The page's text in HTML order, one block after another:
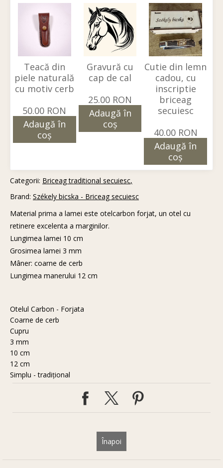
Teacă din
piele naturală
cu motiv cerb
50.00 RON
Adaugă în
coş
Gravură cu
cap de cal
25.00 RON
Adaugă în
coş
Cutie din lemn
cadou, cu
inscriptie
briceag
secuiesc
40.00 RON
Adaugă în
coş
Categorii: Briceag traditional secuiesc
Brand: Székely bicska - Briceag secuiesc
Material prima a lamei este otelcarbon forjat, un otel cu
retinere excelenta a marginilor.
Lungimea lamei 10 cm
Grosimea lamei 3 mm
Mâner: coarne de cerb
Lungimea manerului 12 cm
Otelul Carbon - Forjata
Coarne de cerb
Cupru
3 mm
10 cm
12 cm
Simplu - tradiţional
Înapoi